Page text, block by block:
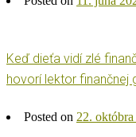
Keď dieťa vidí zlé
hovorí lektor finančnej
Posted on 22. októbra